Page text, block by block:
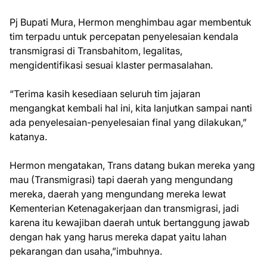
Pj Bupati Mura, Hermon menghimbau agar membentuk
tim terpadu untuk percepatan penyelesaian kendala
transmigrasi di Transbahitom, legalitas,
mengidentifikasi sesuai klaster permasalahan.
“Terima kasih kesediaan seluruh tim jajaran
mengangkat kembali hal ini, kita lanjutkan sampai nanti
ada penyelesaian-penyelesaian final yang dilakukan,”
katanya.
Hermon mengatakan, Trans datang bukan mereka yang
mau (Transmigrasi) tapi daerah yang mengundang
mereka, daerah yang mengundang mereka lewat
Kementerian Ketenagakerjaan dan transmigrasi, jadi
karena itu kewajiban daerah untuk bertanggung jawab
dengan hak yang harus mereka dapat yaitu lahan
pekarangan dan usaha,”imbuhnya.